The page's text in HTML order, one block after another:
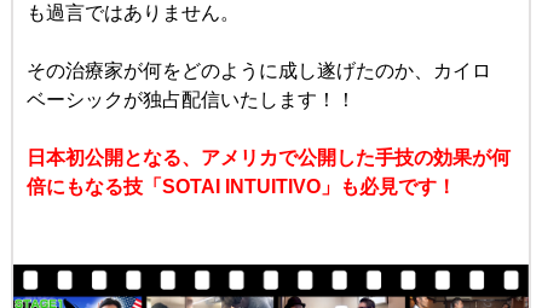
も過言ではありません。
その治療家が何をどのように成し遂げたのか、
カイロ
ベーシックが独占配信いたします！！
日本初公開となる、 アメリカで公開した手技の効果が何
倍にもなる技「SOTAI INTUITIVO」も必見です！